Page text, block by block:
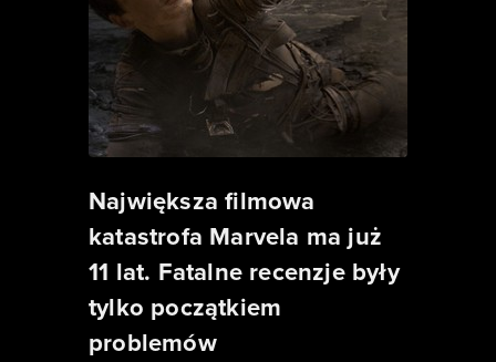
Największa filmowa
katastrofa Marvela ma już
11 lat. Fatalne recenzje były
tylko początkiem
problemów